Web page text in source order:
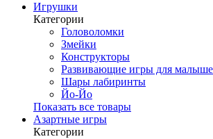
Игрушки
Категории
Головоломки
Змейки
Конструкторы
Развивающие игры для
Шары лабиринты
Йо-Йо
Показать все товары
Азартные игры
Категории